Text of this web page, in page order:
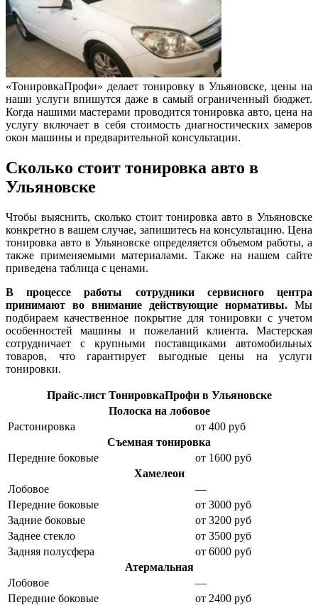
«ТонировкаПрофи» делает тонировку в Ульяновске, цены на
наши услуги впишутся даже в самый ограниченный бюджет.
Когда нашими мастерами проводится тонировка авто, цена на
услугу включает в себя стоимость диагностических замеров
окон машины и предварительной консультации.
Сколько стоит тонировка авто в
Ульяновске
Чтобы выяснить, сколько стоит тонировка авто в Ульяновске
конкретно в вашем случае, запишитесь на консультацию. Цена
тонировка авто в Ульяновске определяется объемом работы, а
также применяемыми материалами. Также на нашем сайте
приведена таблица с ценами.
В процессе работы сотрудники сервисного центра
принимают во внимание действующие нормативы. Мы
подбираем качественное покрытие для тонировки с учетом
особенностей машины и пожеланий клиента. Мастерская
сотрудничает с крупными поставщиками автомобильных
товаров, что гарантирует выгодные цены на услуги
тонировки.
Прайс-лист ТонировкаПрофи в Ульяновске
Полоска на лобовое
Растонировка
от 400 руб
Съемная тонировка
Передние боковые
от 1600 руб
Хамелеон
Лобовое
—
Передние боковые
от 3000 руб
Задние боковые
от 3200 руб
Заднее стекло
от 3500 руб
Задняя полусфера
от 6000 руб
Атермальная
Лобовое
—
Передние боковые
от 2400 руб